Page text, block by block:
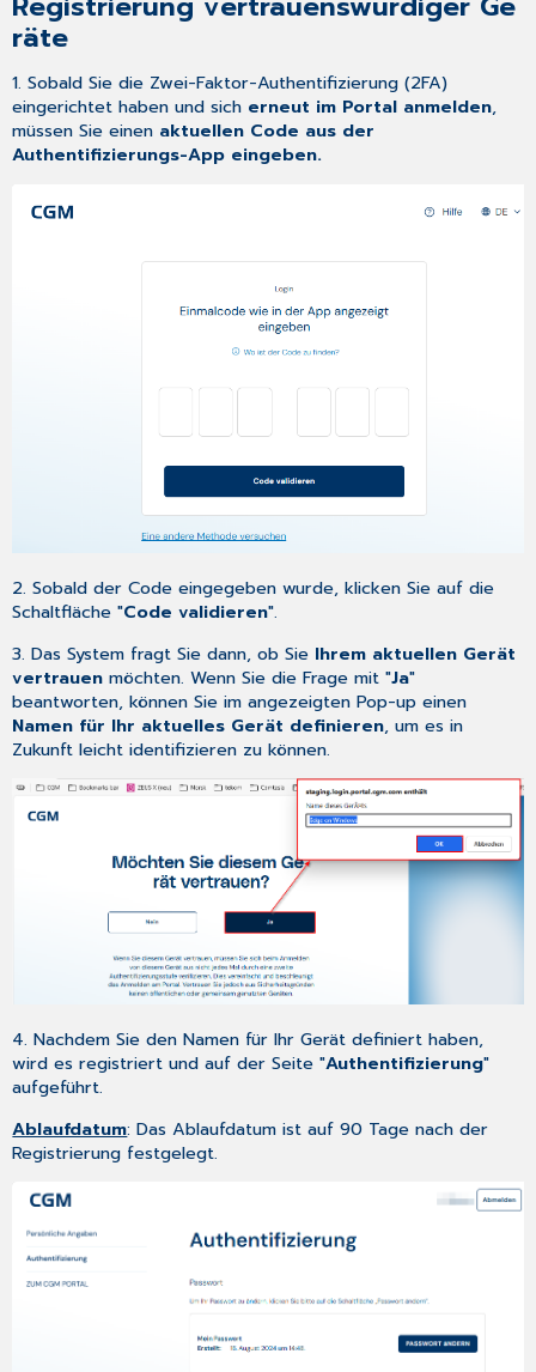
räte
1. Sobald Sie die Zwei-Faktor-Authentifizierung (2FA)
eingerichtet haben und sich erneut im Portal anmelden,
müssen Sie einen aktuellen Code aus der
Authentifizierungs-App eingeben.
2. Sobald der Code eingegeben wurde, klicken Sie auf die
Schaltfläche "Code validieren".
3. Das System fragt Sie dann, ob Sie Ihrem aktuellen Gerät
vertrauen möchten. Wenn Sie die Frage mit "Ja"
beantworten, können Sie im angezeigten Pop-up einen
Namen für Ihr aktuelles Gerät definieren, um es in
Zukunft leicht identifizieren zu können.
4. Nachdem Sie den Namen für Ihr Gerät definiert haben,
wird es registriert und auf der Seite "Authentifizierung"
aufgeführt.
Ablaufdatum: Das Ablaufdatum ist auf 90 Tage nach der
Registrierung festgelegt.